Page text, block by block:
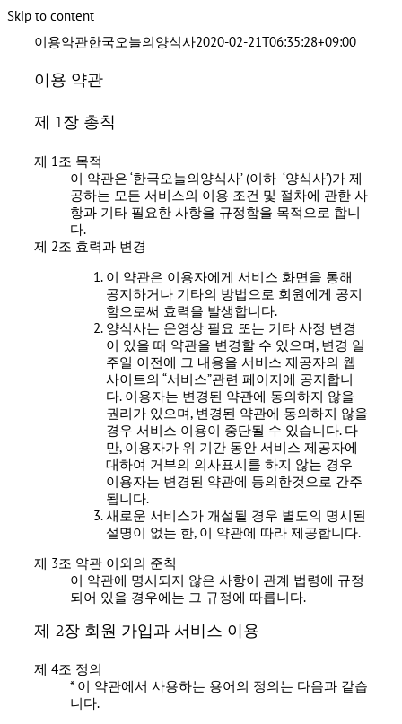
Skip to content
이용약관한국오늘의양식사2020-02-21T06:35:28+09:00
이용 약관
제 1장 총칙
제 1조 목적
이 약관은 ‘한국오늘의양식사’ (이하 ‘양식사’)가 제
공하는 모든 서비스의 이용 조건 및 절차에 관한 사
항과 기타 필요한 사항을 규정함을 목적으로 합니
다.
제 2조 효력과 변경
이 약관은 이용자에게 서비스 화면을 통해
공지하거나 기타의 방법으로 회원에게 공지
함으로써 효력을 발생합니다.
양식사는 운영상 필요 또는 기타 사정 변경
이 있을 때 약관을 변경할 수 있으며, 변경 일
주일 이전에 그 내용을 서비스 제공자의 웹
사이트의 “서비스”관련 페이지에 공지합니
다. 이용자는 변경된 약관에 동의하지 않을
권리가 있으며, 변경된 약관에 동의하지 않을
경우 서비스 이용이 중단될 수 있습니다. 다
만, 이용자가 위 기간 동안 서비스 제공자에
대하여 거부의 의사표시를 하지 않는 경우
이용자는 변경된 약관에 동의한것으로 간주
됩니다.
새로운 서비스가 개설될 경우 별도의 명시된
설명이 없는 한, 이 약관에 따라 제공합니다.
제 3조 약관 이외의 준칙
이 약관에 명시되지 않은 사항이 관계 법령에 규정
되어 있을 경우에는 그 규정에 따릅니다.
제 2장 회원 가입과 서비스 이용
제 4조 정의
* 이 약관에서 사용하는 용어의 정의는 다음과 같습
니다.